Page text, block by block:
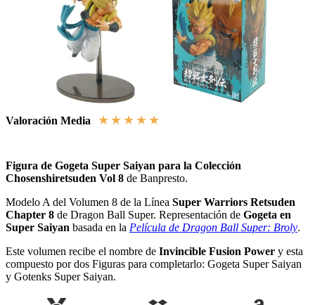
Valoración Media ★ ★ ★ ★ ★
Figura de Gogeta Super Saiyan para la Colección
Chosenshiretsuden Vol 8 de Banpresto.
Modelo A del Volumen 8 de la Línea Super Warriors Retsuden
Chapter 8 de Dragon Ball Super. Representación de Gogeta en
Super Saiyan basada en la Película de Dragon Ball Super: Broly.
Este volumen recibe el nombre de Invincible Fusion Power y esta
compuesto por dos Figuras para completarlo: Gogeta Super Saiyan
y Gotenks Super Saiyan.